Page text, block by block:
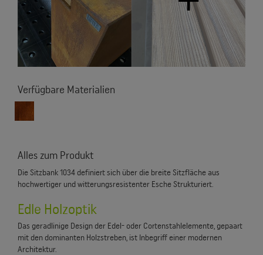
Verfügbare Materialien
Alles zum Produkt
Die Sitzbank 1034 definiert sich über die breite Sitzfläche aus
hochwertiger und witterungsresistenter Esche Strukturiert.
Edle Holzoptik
Das geradlinige Design der Edel- oder Cortenstahlelemente, gepaart
mit den dominanten Holzstreben, ist Inbegriff einer modernen
Architektur.